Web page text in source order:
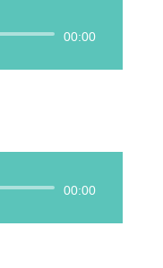
00:00
00:00